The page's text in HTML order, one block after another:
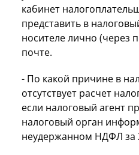
кабинет
представить в
носителе лично (через
почте.
- По какой причине в
отсутствует расчет
если налоговый агент
налоговый орган
неудержанном НДФЛ за